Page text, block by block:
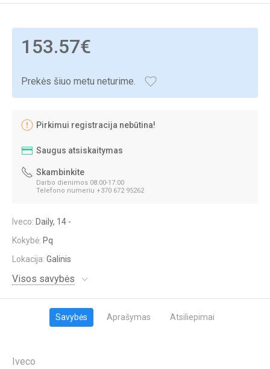
153.57€
Prekės šiuo metu neturime.
Pirkimui registracija nebūtina!
Saugus atsiskaitymas
Skambinkite
Darbo dienimos 08:00-17:00
Telefono numeriu +370 672 95262
Iveco: Daily, 14 -
Kokybė: Pq
Lokacija: Galinis
Visos savybės
Savybės Aprašymas Atsiliepimai
Iveco